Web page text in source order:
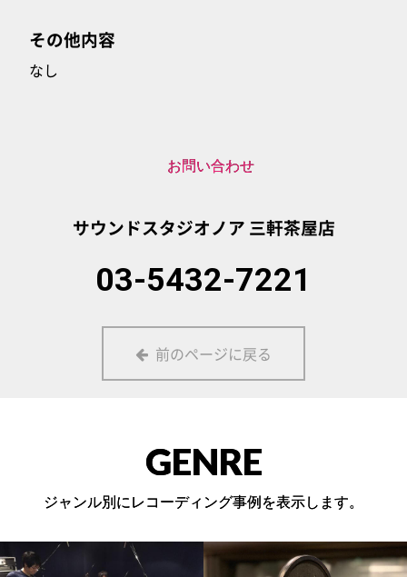
その他内容
なし
お問い合わせ
サウンドスタジオノア 三軒茶屋店
03-5432-7221
前のページに戻る
GENRE
ジャンル別にレコーディング事例を表示します。